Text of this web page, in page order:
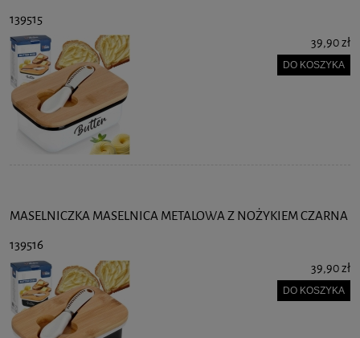
139515
39,90 zł
DO KOSZYKA
MASELNICZKA MASELNICA METALOWA Z NOŻYKIEM CZARNA
139516
39,90 zł
DO KOSZYKA